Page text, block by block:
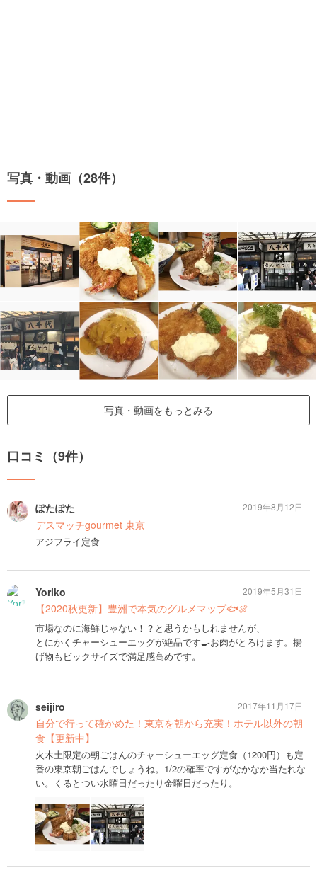
写真・動画（28件）
写真・動画をもっとみる
口コミ（9件）
ぽたぽた
デスマッチgourmet 東京
アジフライ定食
2019年8月12日
Yoriko
【2020秋更新】豊洲で本気のグルメマップ🐟🍖
市場なのに海鮮じゃない！？と思うかもしれませんが、
とにかくチャーシューエッグが絶品です🍳お肉がとろけます。揚
げ物もビックサイズで満足感高めです。
2019年5月31日
seijiro
自分で行って確かめた！東京を朝から充実！ホテル以外の朝
食【更新中】
火木土限定の朝ごはんのチャーシューエッグ定食（1200円）も定
番の東京朝ごはんでしょうね。1/2の確率ですがなかなか当たれな
い。くるとつい水曜日だったり金曜日だったり。
2017年11月17日